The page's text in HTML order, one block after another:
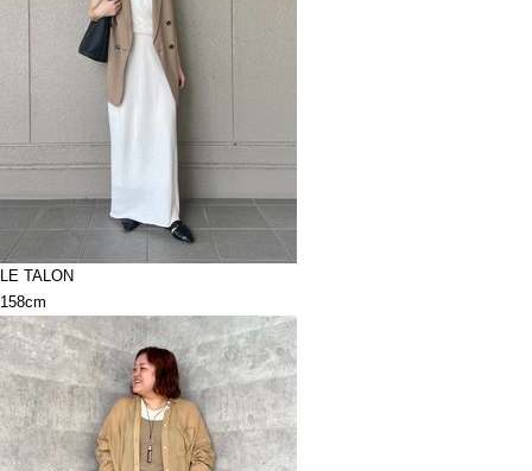
LE TALON
158cm